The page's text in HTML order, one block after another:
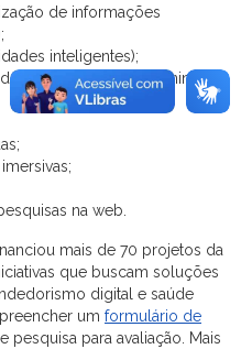
de informações
inteligentes);
máquinas ) e data mining
na web.
mais de 70 projetos da
que buscam soluções
digital e saúde
um formulário de
para avaliação. Mais